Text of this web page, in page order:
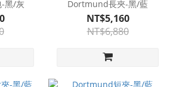
黑/灰 Dortmund長夾-黑/藍
NT$5,160
NT$6,880